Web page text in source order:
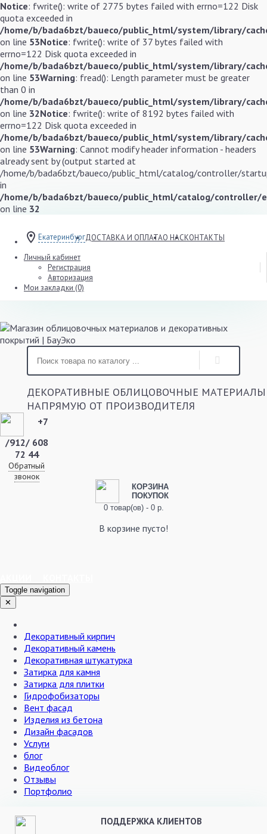
Notice: fwrite(): write of 2775 bytes failed with errno=122 Disk
quota exceeded in
/home/b/bada6bzt/baueco/public_html/system/library/
on line 53Notice: fwrite(): write of 37 bytes failed with
errno=122 Disk quota exceeded in
/home/b/bada6bzt/baueco/public_html/system/library/
on line 53Warning: fread(): Length parameter must be greater
than 0 in
/home/b/bada6bzt/baueco/public_html/system/library/
on line 32Notice: fwrite(): write of 8192 bytes failed with
errno=122 Disk quota exceeded in
/home/b/bada6bzt/baueco/public_html/system/library/
on line 53Warning: Cannot modify header information - headers
already sent by (output started at
/home/b/bada6bzt/baueco/public_html/catalog/controller/
in
/home/b/bada6bzt/baueco/public_html/catalog/controller/
on line 32
ЕкатеринбургДОСТАВКА И ОПЛАТАО НАСКОНТАКТЫ
Личный кабинет
Регистрация
Авторизация
Мои закладки (0)
ДЕКОРАТИВНЫЕ ОБЛИЦОВОЧНЫЕ МАТЕРИАЛЫ
НАПРЯМУЮ ОТ ПРОИЗВОДИТЕЛЯ
+7
/912/ 608
72 44
Обратный
звонок
КОРЗИНА
ПОКУПОК
0 товар(ов) - 0 р.
В корзине пусто!
Toggle navigation
✕
Декоративный кирпич
Декоративный камень
Декоративная штукатурка
Затирка для камня
Затирка для плитки
Гидрофобизаторы
Вент фасад
Изделия из бетона
Дизайн фасадов
Услуги
блог
Видеоблог
Отзывы
Портфолио
ПОДДЕРЖКА КЛИЕНТОВ